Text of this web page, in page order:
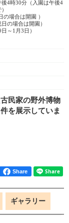
4時30分（入園は午後4
の場合は開園 ）
の場合は開園）
～1月3日）
民家の野外博物
を展示していま
Share
ギャラリー